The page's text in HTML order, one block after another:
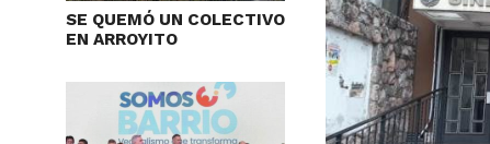
SE QUEMÓ UN COLECTIVO
EN ARROYITO